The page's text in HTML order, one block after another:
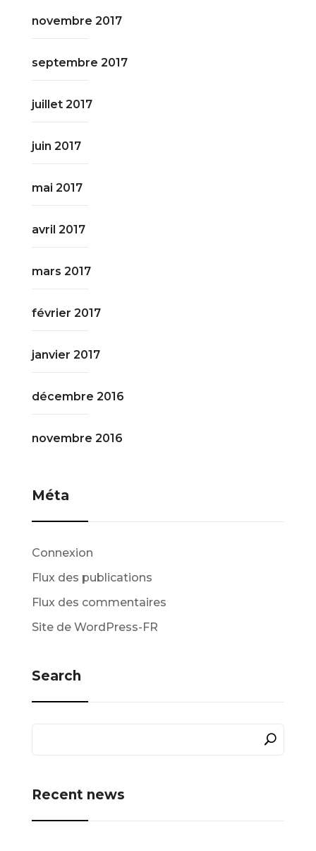
novembre 2017
septembre 2017
juillet 2017
juin 2017
mai 2017
avril 2017
mars 2017
février 2017
janvier 2017
décembre 2016
novembre 2016
Méta
Connexion
Flux des publications
Flux des commentaires
Site de WordPress-FR
Search
Recent news